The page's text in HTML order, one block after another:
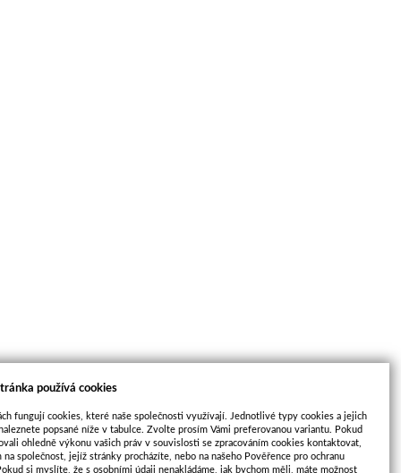
používá cookies
fungují cookies, které naše společnosti využívají. Jednotlivé typy cookies a jejich
popsané níže v tabulce. Zvolte prosím Vámi preferovanou variantu. Pokud
ohledně výkonu vašich práv v souvislosti se zpracováním cookies kontaktovat,
na společnost, jejíž stránky procházíte, nebo na našeho Pověřence pro ochranu
si myslíte, že s osobními údaji nenakládáme, jak bychom měli, máte možnost